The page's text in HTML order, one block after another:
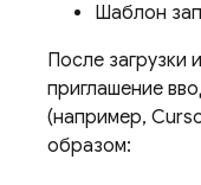
Шаблон
После загрузки
приглашение
(например,
образом: